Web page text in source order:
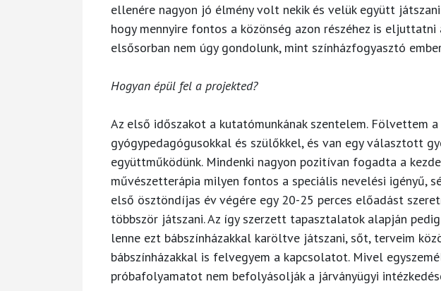
ellenére nagyon jó élmény volt nekik és velük együtt
hogy mennyire fontos a közönség azon részéhez is
elsősorban nem úgy gondolunk, mint színházfogyasztó
Hogyan épül fel a projekted?
Az első időszakot a kutatómunkának szentelem. Fölvettem
gyógypedagógusokkal és szülőkkel, és van egy választott
együttműködünk. Mindenki nagyon pozitívan fogadta a
művészetterápia milyen fontos a speciális nevelési igényű,
első ösztöndíjas év végére egy 20-25 perces előadást
többször játszani. Az így szerzett tapasztalatok alapján
lenne ezt bábszínházakkal karöltve játszani, sőt, terveim
bábszínházakkal is felvegyem a kapcsolatot. Mivel
próbafolyamatot nem befolyásolják a járványügyi